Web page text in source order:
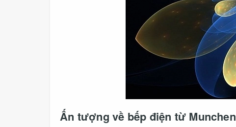
Ấn tượng về bếp điện từ Munchen